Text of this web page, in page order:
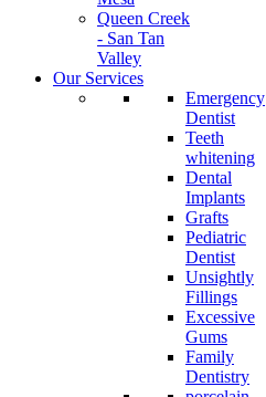
Queen Creek
- San Tan
Valley
Our Services
Emergency
Dentist
Teeth
whitening
Dental
Implants
Grafts
Pediatric
Dentist
Unsightly
Fillings
Excessive
Gums
Family
Dentistry